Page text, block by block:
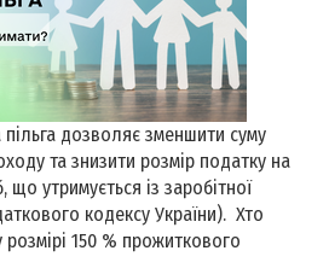
дозволяє зменшити суму
та знизити розмір податку на
що утримується із заробітної
кодексу України). Хто
150 % прожиткового